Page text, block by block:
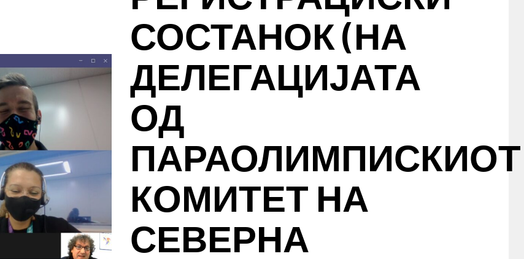
СОСТАНОК (НА
ДЕЛЕГАЦИЈАТА
ОД
ПАРАОЛИМПИСКИОТ
КОМИТЕТ НА
СЕВЕРНА